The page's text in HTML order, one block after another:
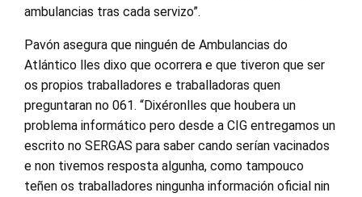
ambulancias tras cada servizo”.
Pavón asegura que ninguén de Ambulancias do
Atlántico lles dixo que ocorrera e que tiveron que ser
os propios traballadores e traballadoras quen
preguntaran no 061. “Dixéronlles que houbera un
problema informático pero desde a CIG entregamos un
escrito no SERGAS para saber cando serían vacinados
e non tivemos resposta algunha, como tampouco
teñen os traballadores ningunha información oficial nin